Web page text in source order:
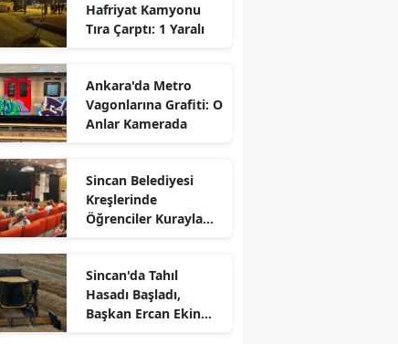
Hafriyat Kamyonu
Tıra Çarptı: 1 Yaralı
Ankara'da Metro
Vagonlarına Grafiti: O
Anlar Kamerada
Sincan Belediyesi
Kreşlerinde
Öğrenciler Kurayla
Sincan'da Tahıl
Hasadı Başladı,
Başkan Ercan Ekin